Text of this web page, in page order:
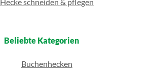
Beliebte Kategorien
Buchenhecken